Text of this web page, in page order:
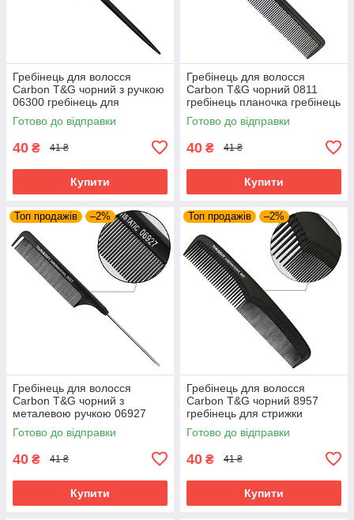
Гребінець для волосся
Carbon T&G чорний з ручкою
06300 гребінець для
мелірування гребінець для
стрижки перукаря
Готово до відправки
40 ₴ 41 ₴
Купити
Гребінець для волосся
Carbon T&G чорний 0811
гребінець планочка гребінець
для стрижки для перукаря
Готово до відправки
40 ₴ 41 ₴
Купити
Топ продажів –2%
Гребінець для волосся
Carbon T&G чорний з
металевою ручкою 06927
гребінець для перукаря
гребінець для стрижки
Готово до відправки
40 ₴ 41 ₴
Купити
Топ продажів –2%
Гребінець для волосся
Carbon T&G чорний 8957
гребінець для стрижки
гребінець для перукаря
планочка
Готово до відправки
40 ₴ 41 ₴
Купити